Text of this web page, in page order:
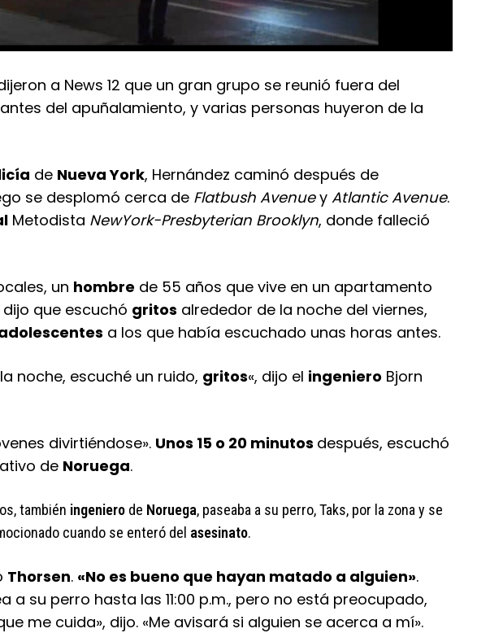
a News 12 que un gran grupo se reunió fuera del
del apuñalamiento, y varias personas huyeron de la
de Nueva York, Hernández caminó después de
se desplomó cerca de Flatbush Avenuey Atlantic Avenue.
Metodista NewYork-Presbyterian Brooklyn, donde falleció
un hombre de 55 años que vive en un apartamento
que escuchó gritos alrededor de la noche del viernes,
a los que había escuchado unas horas antes.
noche, escuché un ruido, gritos«, dijo el ingeniero Bjorn
divirtiéndose». Unos 15 o 20 minutos después, escuchó
de Noruega.
también ingeniero de Noruega, paseaba a su perro, Taks, por la zona y se
cuando se enteró del asesinato.
Thorsen. «No es bueno que hayan matado a alguien».
a su perro hasta las 11:00 p.m., pero no está preocupado,
me cuida», dijo. «Me avisará si alguien se acerca a mí».